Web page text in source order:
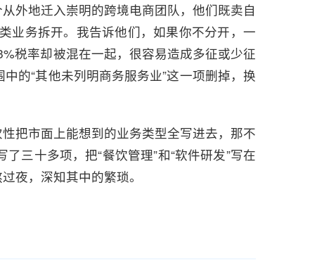
外地迁入崇明的跨境电商团队，他们既卖自
业务拆开。我告诉他们，如果你不分开，一
税率却被混在一起，很容易造成多征或少征
的“其他未列明商务服务业”这一项删掉，换
把市面上能想到的业务类型全写进去，那不
三十多项，把“餐饮管理”和“软件研发”写在
夜，深知其中的繁琐。